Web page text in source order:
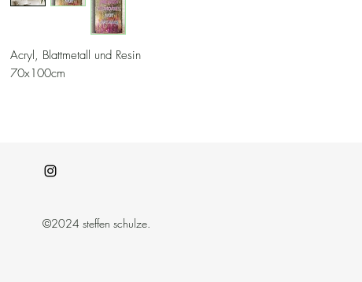
Acryl, Blattmetall und Resin
70x100cm
©2024 steffen schulze.